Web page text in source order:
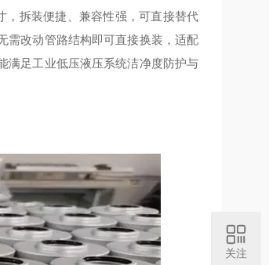
，拆装便捷、兼容性强，可直接替代
需改动管路结构即可直接换装，适配
满足工业低压液压系统洁净度防护与
关注